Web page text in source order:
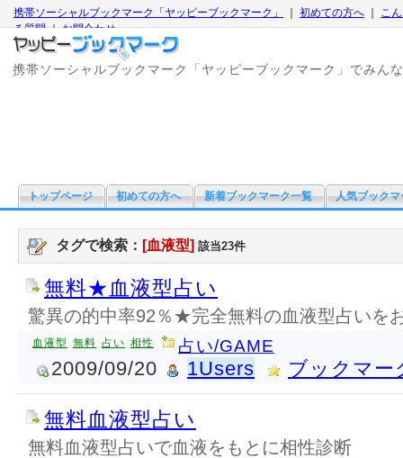
携帯ソーシャルブックマーク「ヤッピーブックマーク」 初めての方へ
こ
る質問｜お問合わせ
携帯ソーシャルブックマーク「ヤッピーブックマーク」でみん
トップページ 初めての方へ 新着ブックマーク一覧 人気ブックマ
タグで検索： [血液型] 該当23件
無料★血液型占い
驚異の的中率92％★完全無料の血液型占いを
血液型 無料 占い 相性 占い/GAME
2009/09/20 1Users ブックマー
無料血液型占い
無料血液型占いで血液をもとに相性診断